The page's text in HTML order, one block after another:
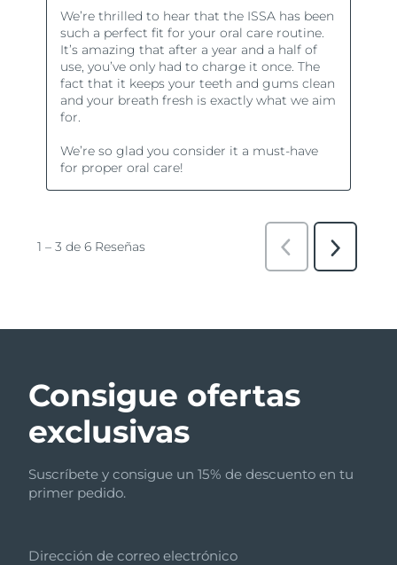
Consigue ofertas
exclusivas
Suscríbete y consigue un 15% de descuento en tu
primer pedido.
Dirección de correo electrónico